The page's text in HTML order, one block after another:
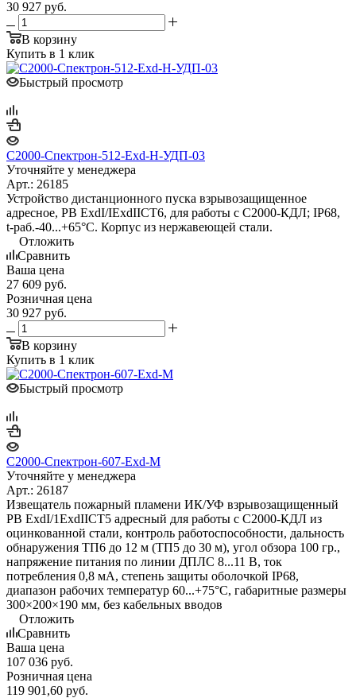
30 927 руб.
В корзину
Купить в 1 клик
Быстрый просмотр
С2000-Спектрон-512-Exd-Н-УДП-03
Уточняйте у менеджера
Арт.: 26185
Устройство дистанционного пуска взрывозащищенное
адресное, PB ExdI/IExdIICT6, для работы с С2000-КДЛ; IP68,
t-раб.-40...+65°С. Корпус из нержавеющей стали.
Отложить
Сравнить
Ваша цена
27 609 руб.
Розничная цена
30 927 руб.
В корзину
Купить в 1 клик
Быстрый просмотр
С2000-Спектрон-607-Exd-М
Уточняйте у менеджера
Арт.: 26187
Извещатель пожарный пламени ИК/УФ взрывозащищенный
РВ ExdI/1ExdIICT5 адресный для работы с С2000-КДЛ из
оцинкованной стали, контроль работоспособности, дальность
обнаружения ТП6 до 12 м (ТП5 до 30 м), угол обзора 100 гр.,
напряжение питания по линии ДПЛС 8...11 В, ток
потребления 0,8 мА, степень защиты оболочкой IP68,
диапазон рабочих температур 60...+75°С, габаритные размеры
300×200×190 мм, без кабельных вводов
Отложить
Сравнить
Ваша цена
107 036 руб.
Розничная цена
119 901,60 руб.